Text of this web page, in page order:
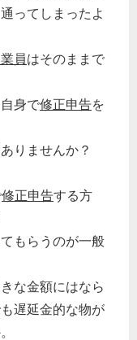
ってしまったよ
員はそのままで
身で修正申告を
りませんか？
修正申告する方
てもらうのが一般
な金額にはなら
遅延金的な物が